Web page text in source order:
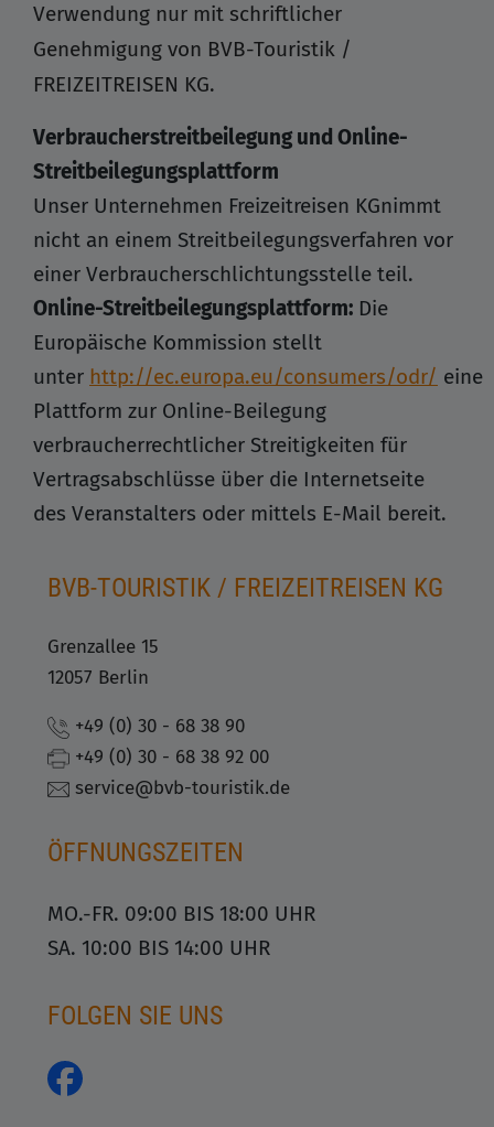
Verwendung nur mit schriftlicher
Genehmigung von BVB-Touristik /
FREIZEITREISEN KG.
Verbraucherstreitbeilegung und Online-
Streitbeilegungsplattform
Unser Unternehmen Freizeitreisen KGnimmt
nicht an einem Streitbeilegungsverfahren vor
einer Verbraucherschlichtungsstelle teil.
Online-Streitbeilegungsplattform: Die
Europäische Kommission stellt
unter http://ec.europa.eu/consumers/odr/ eine
Plattform zur Online-Beilegung
verbraucherrechtlicher Streitigkeiten für
Vertragsabschlüsse über die Internetseite
des Veranstalters oder mittels E-Mail bereit.
BVB-TOURISTIK / FREIZEITREISEN KG
Grenzallee 15
12057 Berlin
+49 (0) 30 - 68 38 90
+49 (0) 30 - 68 38 92 00
service@bvb-touristik.de
ÖFFNUNGSZEITEN
MO.-FR. 09:00 BIS 18:00 UHR
SA. 10:00 BIS 14:00 UHR
FOLGEN SIE UNS